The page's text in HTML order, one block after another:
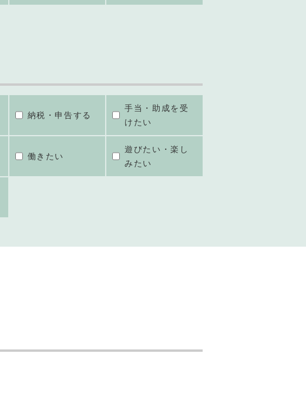
納税・申告する
手当・助成を受
けたい
働きたい
遊びたい・楽し
みたい